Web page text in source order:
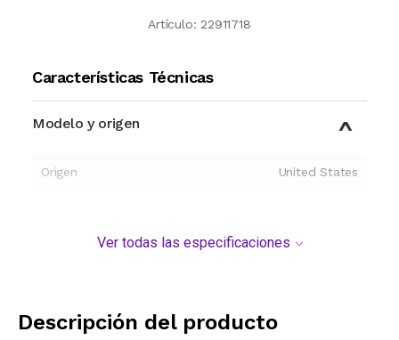
Artículo: 22911718
Características Técnicas
Modelo y origen
Origen United States
Ver todas las especificaciones
Descripción del producto